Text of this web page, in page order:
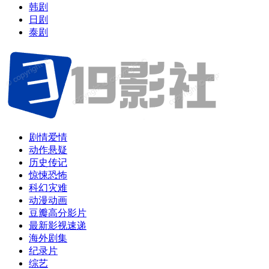
韩剧
日剧
泰剧
剧情爱情
动作悬疑
历史传记
惊悚恐怖
科幻灾难
动漫动画
豆瓣高分影片
最新影视速递
海外剧集
纪录片
综艺